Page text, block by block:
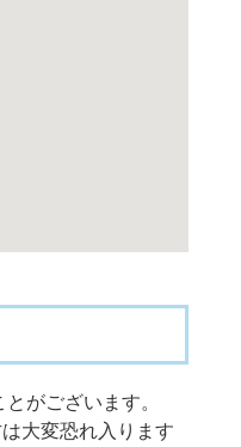
がございます。
大変恐れ入ります